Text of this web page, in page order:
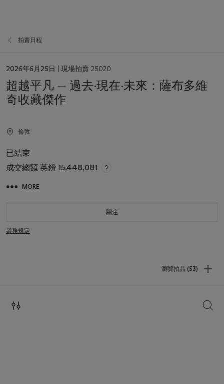
拍賣日程
日
2026年6月25日 | 現場拍賣 25020
超越平凡 — 過去·現在·未來：薩布多維
奇收藏傑作
倫敦
已結束
成交總額 英鎊 15,448,081
MORE
關注
業務規定
瀏覽拍品 (53)
搜索